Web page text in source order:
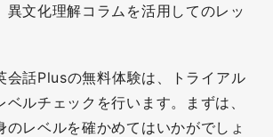
異文化理解コラムを活用してのレッ
会話Plusの無料体験は、トライアル
ルチェックを行います。まずは、
のレベルを確かめてはいかがでしょ